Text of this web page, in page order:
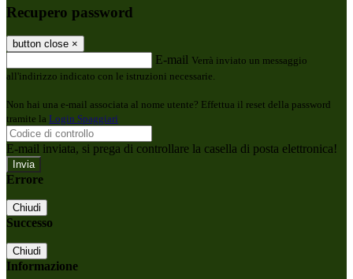
Recupero password
button close ×
E-mail Verrà inviato un messaggio
all'indirizzo indicato con le istruzioni necessarie.
Non hai una e-mail associata al nome utente? Effettua il reset della password
tramite la Login Spaggiari
E-mail inviata, si prega di controllare la casella di posta elettronica!
Errore
Chiudi
Successo
Chiudi
Informazione